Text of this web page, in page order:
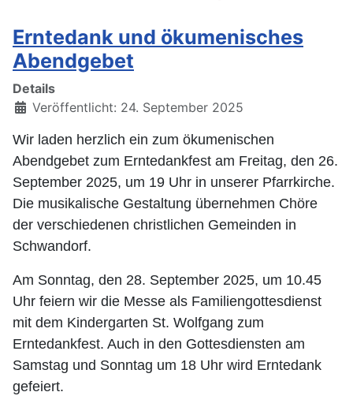
Erntedank und ökumenisches
Abendgebet
Details
Veröffentlicht: 24. September 2025
Wir laden herzlich ein zum ökumenischen
Abendgebet zum Erntedankfest am Freitag, den 26.
September 2025, um 19 Uhr in unserer Pfarrkirche.
Die musikalische Gestaltung übernehmen Chöre
der verschiedenen christlichen Gemeinden in
Schwandorf.
Am Sonntag, den 28. September 2025, um 10.45
Uhr feiern wir die Messe als Familiengottesdienst
mit dem Kindergarten St. Wolfgang zum
Erntedankfest. Auch in den Gottesdiensten am
Samstag und Sonntag um 18 Uhr wird Erntedank
gefeiert.